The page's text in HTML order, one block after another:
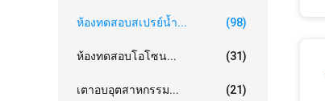
ห้องทดสอบสเปรย์น้ำ... (98)
ห้องทดสอบโอโซน... (31)
เตาอบอุตสาหกรรม... (21)